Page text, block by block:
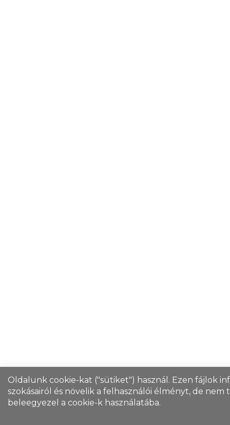
Oldalunk cookie-kat ("sütiket") használ. Ezen fájlok
szokásairól és növelik a felhasználói élményt, de
beleegyezel a cookie-k használatába.